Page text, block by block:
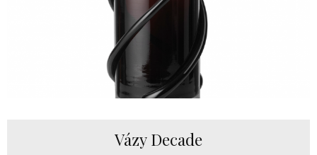
Vázy Decade